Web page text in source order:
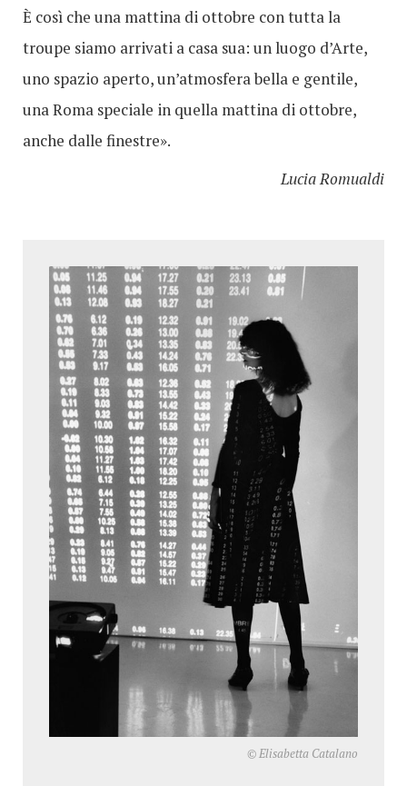
È così che una mattina di ottobre con tutta la
troupe siamo arrivati a casa sua: un luogo d’Arte,
uno spazio aperto, un’atmosfera bella e gentile,
una Roma speciale in quella mattina di ottobre,
anche dalle finestre».
Lucia Romualdi
© Elisabetta Catalano